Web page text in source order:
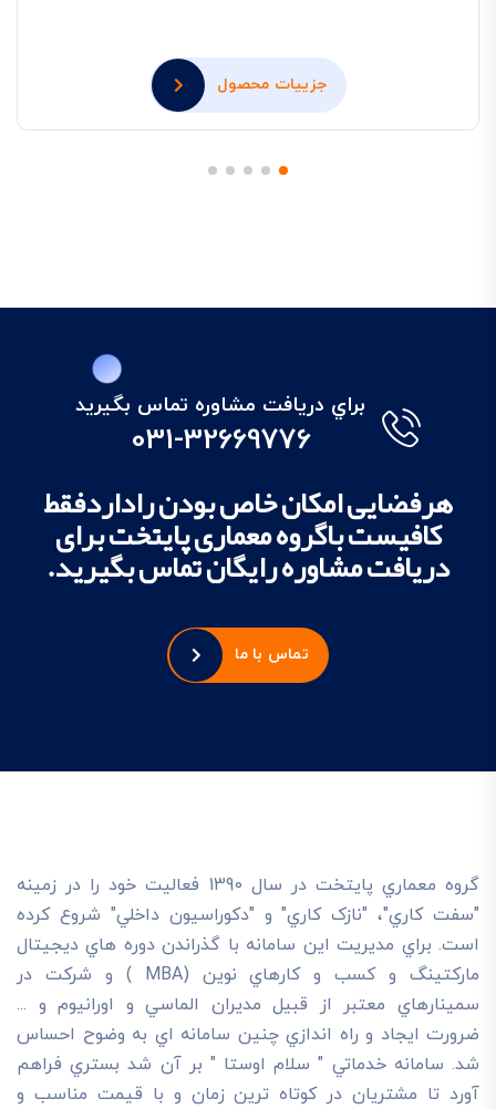
جزییات محصول
براي دريافت مشاوره تماس بگيريد
031-32669776
هرفضایی امکان خاص بودن راداردفقط
کافیست باگروه معماری پایتخت برای
دریافت مشاوره رایگان تماس بگیرید.
تماس با ما
گروه معماري پايتخت در سال 1390 فعاليت خود را در زمينه
"سفت کاري"، "نازک کاري" و "دکوراسيون داخلي" شروع کرده
است. براي مديريت اين سامانه با گذراندن دوره هاي ديجيتال
مارکتينگ و کسب و کارهاي نوين (MBA ) و شرکت در
سمينارهاي معتبر از قبيل مديران الماسي و اورانيوم و ...
ضرورت ايجاد و راه اندازي چنين سامانه اي به وضوح احساس
شد. سامانه خدماتي " سلام اوستا " بر آن شد بستري فراهم
آورد تا مشتريان در کوتاه ترين زمان و با قيمت مناسب و